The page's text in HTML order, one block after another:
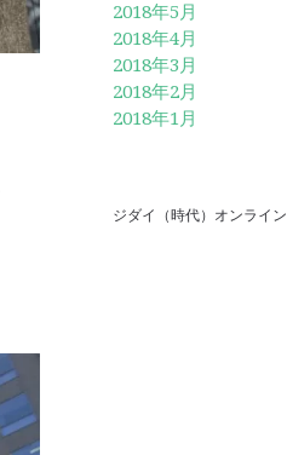
2018年5月
2018年4月
2018年3月
2018年2月
2018年1月
ジダイ（時代）オンライン